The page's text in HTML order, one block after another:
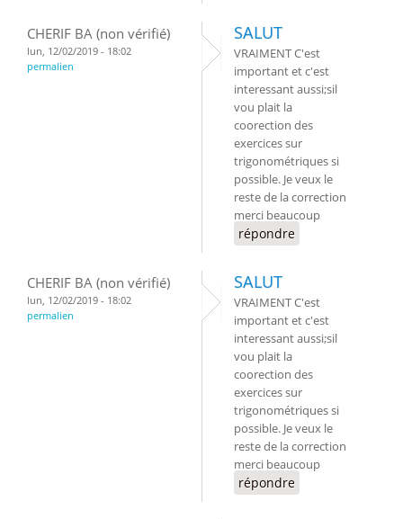
CHERIF BA (non vérifié)
lun, 12/02/2019 - 18:02
permalien
SALUT
VRAIMENT C'est
important et c'est
interessant aussi;sil
vou plait la
coorection des
exercices sur
trigonométriques si
possible. Je veux le
reste de la correction
merci beaucoup
répondre
CHERIF BA (non vérifié)
lun, 12/02/2019 - 18:02
permalien
SALUT
VRAIMENT C'est
important et c'est
interessant aussi;sil
vou plait la
coorection des
exercices sur
trigonométriques si
possible. Je veux le
reste de la correction
merci beaucoup
répondre